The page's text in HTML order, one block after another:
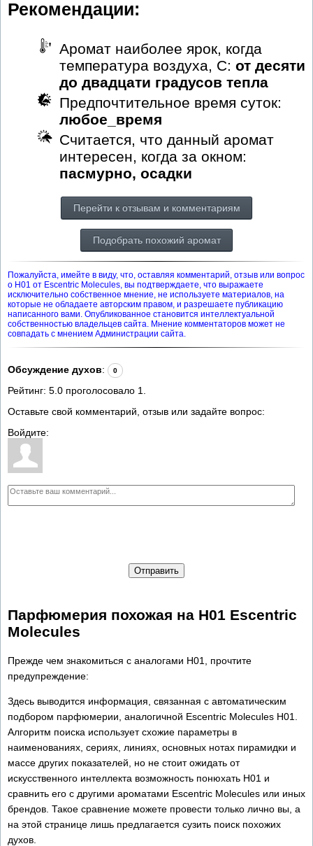
Рекомендации:
Аромат наиболее ярок, когда
температура воздуха, С: от десяти
до двадцати градусов тепла
Предпочтительное время суток:
любое_время
Считается, что данный аромат
интересен, когда за окном:
пасмурно, осадки
Перейти к отзывам и комментариям
Подобрать похожий аромат
Пожалуйста, имейте в виду, что, оставляя комментарий, отзыв или вопрос
о H01 от Escentric Molecules, вы подтверждаете, что выражаете
исключительно собственное мнение, не используете материалов, на
которые не обладаете авторским правом, и разрешаете публикацию
написанного вами. Опубликованное становится интеллектуальной
собственностью владельцев сайта. Мнение комментаторов может не
совпадать с мнением Администрации сайта.
Обсуждение духов: 0
Рейтинг: 5.0 проголосовало 1
Оставьте свой комментарий, отзыв или задайте вопрос:
Войдите:
Отправить
Парфюмерия похожая на H01 Escentric
Molecules
Прежде чем знакомиться с аналогами H01, прочтите
предупреждение:
Здесь выводится информация, связанная с автоматическим
подбором парфюмерии, аналогичной Escentric Molecules H01.
Алгоритм поиска использует схожие параметры в
наименованиях, сериях, линиях, основных нотах пирамидки и
массе других показателей, но не стоит ожидать от
искусственного интеллекта возможность понюхать H01 и
сравнить его с другими ароматами Escentric Molecules или иных
брендов. Такое сравнение можете провести только лично вы, а
на этой странице лишь предлагается сузить поиск похожих
духов.